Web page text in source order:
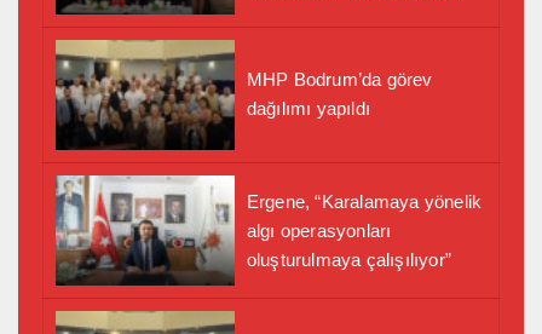
MHP Bodrum’da görev
dağılımı yapıldı
Ergene, “Karalamaya yönelik
algı operasyonları
oluşturulmaya çalışılıyor”